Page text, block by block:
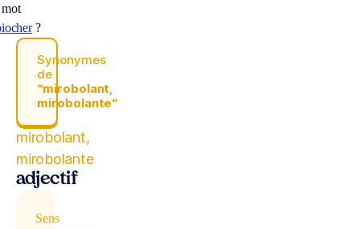
?
Synonymes
de
“mirobolant,
mirobolante“
mirobolant,
mirobolante
adjectif
Sens